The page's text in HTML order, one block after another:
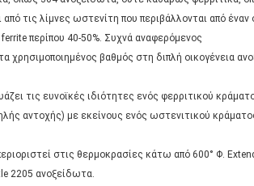
τις λίμνες ωστενίτη που περιβάλλονται από έναν
περίπου 40-50%. Συχνά αναφερόμενος
χρησιμοποιημένος βαθμός στη διπλή οικογένεια
τις ευνοϊκές ιδιότητες ενός φερριτικού
αντοχής) με εκείνους ενός ωστενιτικού
στις θερμοκρασίες κάτω από 600° Φ.
2205 ανοξείδωτα.